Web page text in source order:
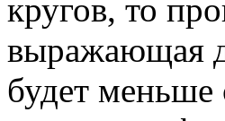
кругов, то
выражающая
будет